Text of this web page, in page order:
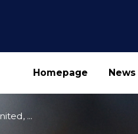
Homepage News
...